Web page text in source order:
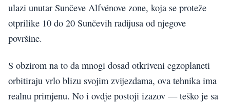
ulazi unutar Sunčeve Alfvénove zone, koja se proteže
otprilike 10 do 20 Sunčevih radijusa od njegove
površine.
S obzirom na to da mnogi dosad otkriveni egzoplaneti
orbitiraju vrlo blizu svojim zvijezdama, ova tehnika ima
realnu primjenu. No i ovdje postoji izazov — teško je sa